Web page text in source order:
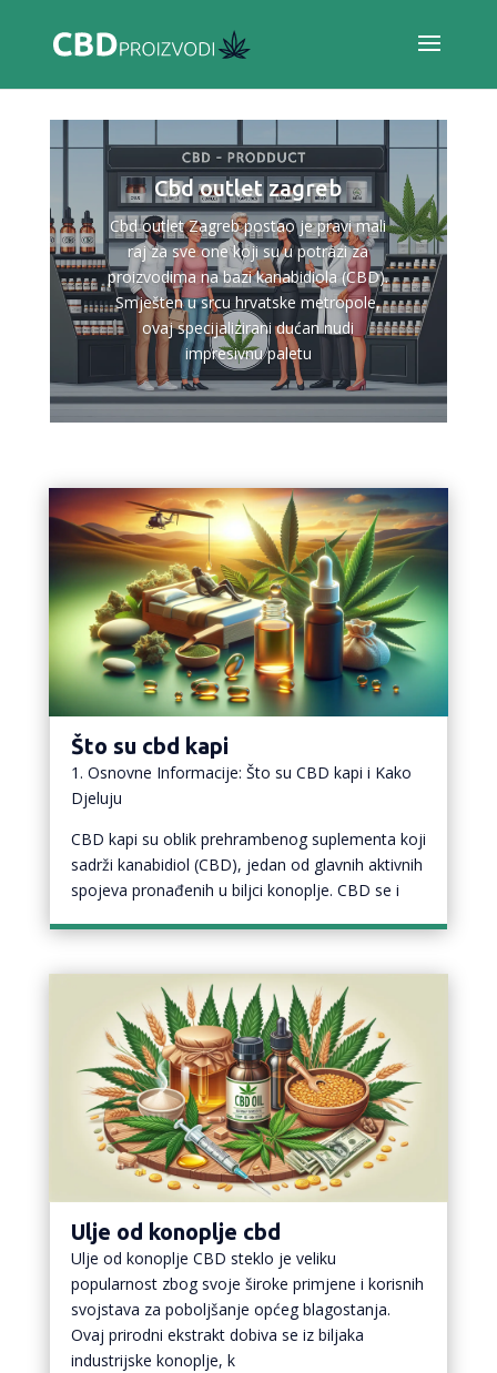
Cbd outlet zagreb
Cbd outlet Zagreb postao je pravi mali
raj za sve one koji su u potrazi za
proizvodima na bazi kanabidiola (CBD).
Smješten u srcu hrvatske metropole,
ovaj specijalizirani dućan nudi
impresivnu paletu
Što su cbd kapi
1. Osnovne Informacije: Što su CBD kapi i Kako
Djeluju
CBD kapi su oblik prehrambenog suplementa koji
sadrži kanabidiol (CBD), jedan od glavnih aktivnih
spojeva pronađenih u biljci konoplje. CBD se i
Ulje od konoplje cbd
Ulje od konoplje CBD steklo je veliku
popularnost zbog svoje široke primjene i korisnih
svojstava za poboljšanje općeg blagostanja.
Ovaj prirodni ekstrakt dobiva se iz biljaka
industrijske konoplje, k